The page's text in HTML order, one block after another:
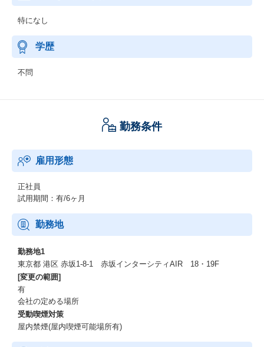
特になし
学歴
不問
勤務条件
雇用形態
正社員
試用期間：有/6ヶ月
勤務地
勤務地1
東京都 港区 赤坂1-8-1 赤坂インターシティAIR 18・19F
[変更の範囲]
有
会社の定める場所
受動喫煙対策
屋内禁煙(屋内喫煙可能場所有)